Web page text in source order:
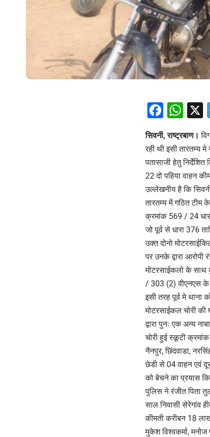
सिवनी, राष्ट्रबाण।
रही थी इसी तारतम्य
पतासाजी हेतु
22 दो पहिया वाहन
उल्लेखनीय है कि
तारतम्य में गठित टीम
क्रमांक 569 / 24
जो पूर्व से धारा 376
उक्त दोनो
पर उनके द्वारा आरोपी
मोटरसाईकलो के साथ
/ 303 (2) वीएनएस के
इसी तरह पूर्व मे थाना
मोटरसाईकल चोरी की
द्वारा पुनः एक अन्य
चोरी हुई स्कूटी
नैनपुर, छिंदवाडा,
छेडी से 04 वाहन एवं
को बेचने का प्रयास
पुलिस ने रंजीत पिता
साल निवासी सेरेगांव
कीमती करीबन 18
मुकेश विश्वकर्मा,